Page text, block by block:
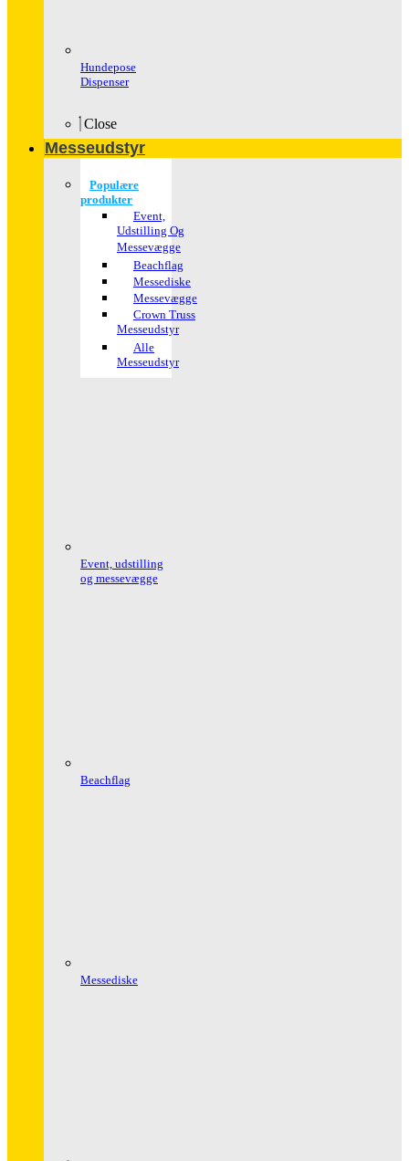
Hundepose
Dispenser
Close
Messeudstyr
Populære
produkter
Event,
Udstilling Og
Messevægge
Beachflag
Messediske
Messevægge
Crown Truss
Messeudstyr
Alle
Messeudstyr
Event, udstilling
og messevægge
Beachflag
Messediske